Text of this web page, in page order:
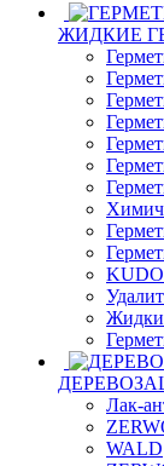
ЖИДКИЕ
Лак-
WALD